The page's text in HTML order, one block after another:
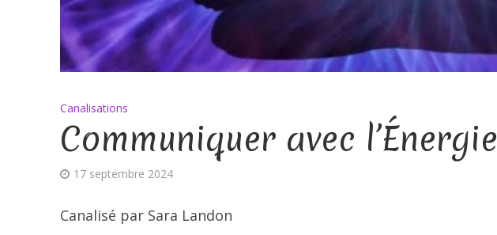
Canalisations
Communiquer avec l’Énergie
17 septembre 2024
Canalisé par Sara Landon